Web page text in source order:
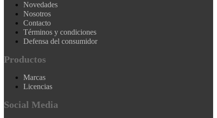
Novedades
Nosotros
Contacto
Términos y condiciones
Defensa del consumidor
Productos
Marcas
Licencias
Social Media